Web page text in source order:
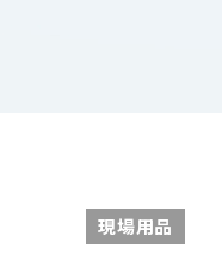
現場用品